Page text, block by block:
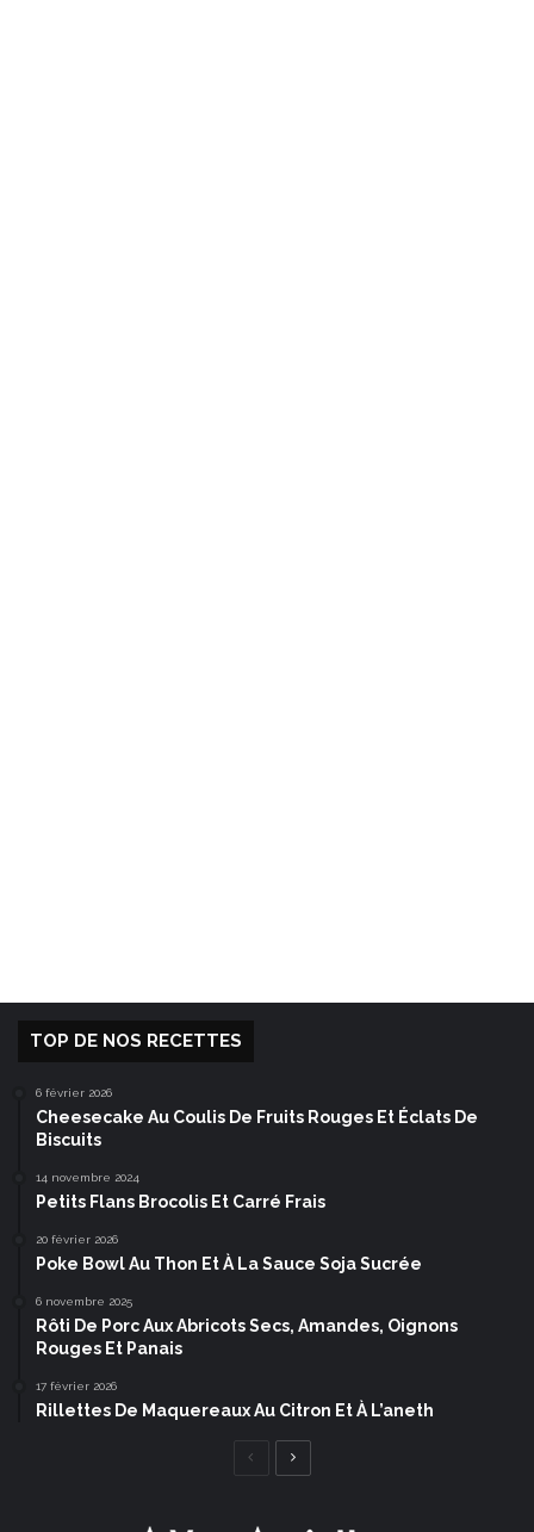
TOP DE NOS RECETTES
6 février 2026
Cheesecake Au Coulis De Fruits Rouges Et Éclats De
Biscuits
14 novembre 2024
Petits Flans Brocolis Et Carré Frais
20 février 2026
Poke Bowl Au Thon Et À La Sauce Soja Sucrée
6 novembre 2025
Rôti De Porc Aux Abricots Secs, Amandes, Oignons
Rouges Et Panais
17 février 2026
Rillettes De Maquereaux Au Citron Et À L’aneth
Page